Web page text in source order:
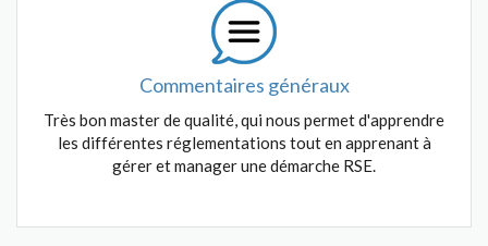
Commentaires généraux
Très bon master de qualité, qui nous permet d'apprendre
les différentes réglementations tout en apprenant à
gérer et manager une démarche RSE.